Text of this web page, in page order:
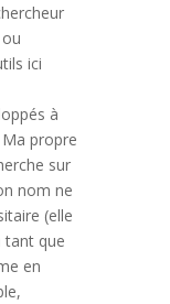
ici
à
propre
sur
nom ne
(elle
tant que
en